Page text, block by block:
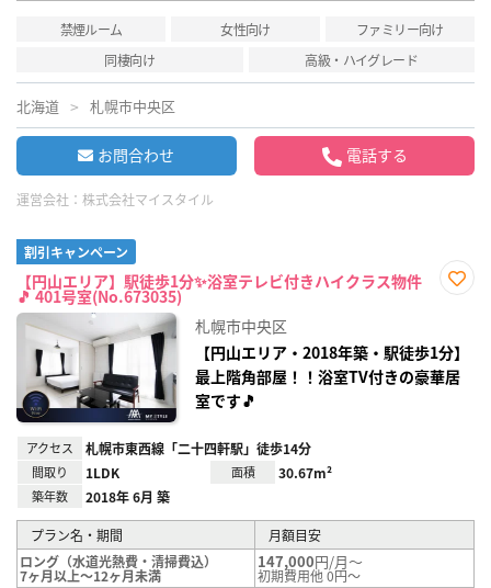
禁煙ルーム 女性向け
ファミリー向け
同棲向け
高級・ハイグレード
北海道 札幌市中央区
お問合わせ 電話する
運営会社： 株式会社マイスタイル
割引キャンペーン
【円山エリア】駅徒歩1分✨浴室テレビ付きハイクラス物件
🎵 401号室(No.673035)
録
札幌市中央区
【円山エリア・2018年築・駅徒歩1分】
最上階角部屋！！浴室TV付きの豪華居
室です🎵
アクセス 札幌市東西線「二十四軒駅」徒歩14分
間取り 1LDK 面積 30.67m²
築年数 2018年 6月 築
プラン名・期間
月額目安
ロング（水道光熱費・清掃費込）
7ヶ月以上～12ヶ月未満
147,000円/月～
初期費用他 0円～